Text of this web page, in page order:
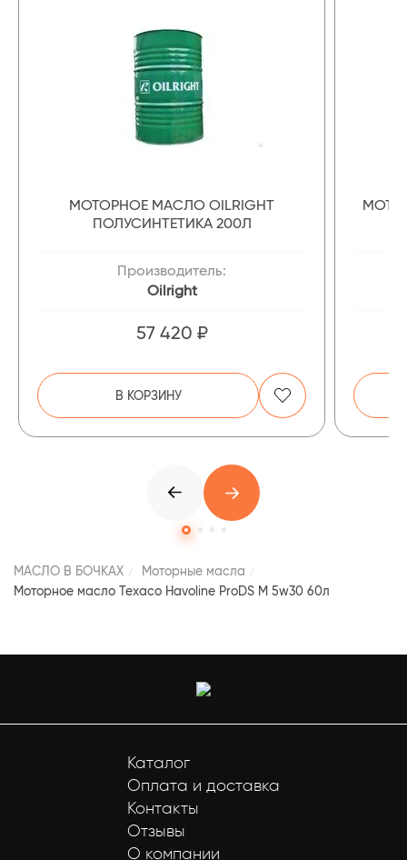
МОТОРНОЕ МАСЛО OILRIGHT
ПОЛУСИНТЕТИКА 200Л
Производитель:
Oilright
57 420 ₽
В КОРЗИНУ
МАСЛО В БОЧКАХ
Моторные масла
Моторное масло Texaco Havoline ProDS M 5w30 60л
Каталог
Оплата и доставка
Контакты
Отзывы
О компании